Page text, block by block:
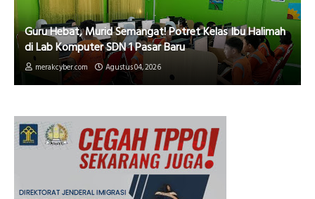
Guru Hebat, Murid Semangat! Potret Kelas Ibu Halimah
di Lab Komputer SDN 1 Pasar Baru
merakcyber.com Agustus 04, 2026